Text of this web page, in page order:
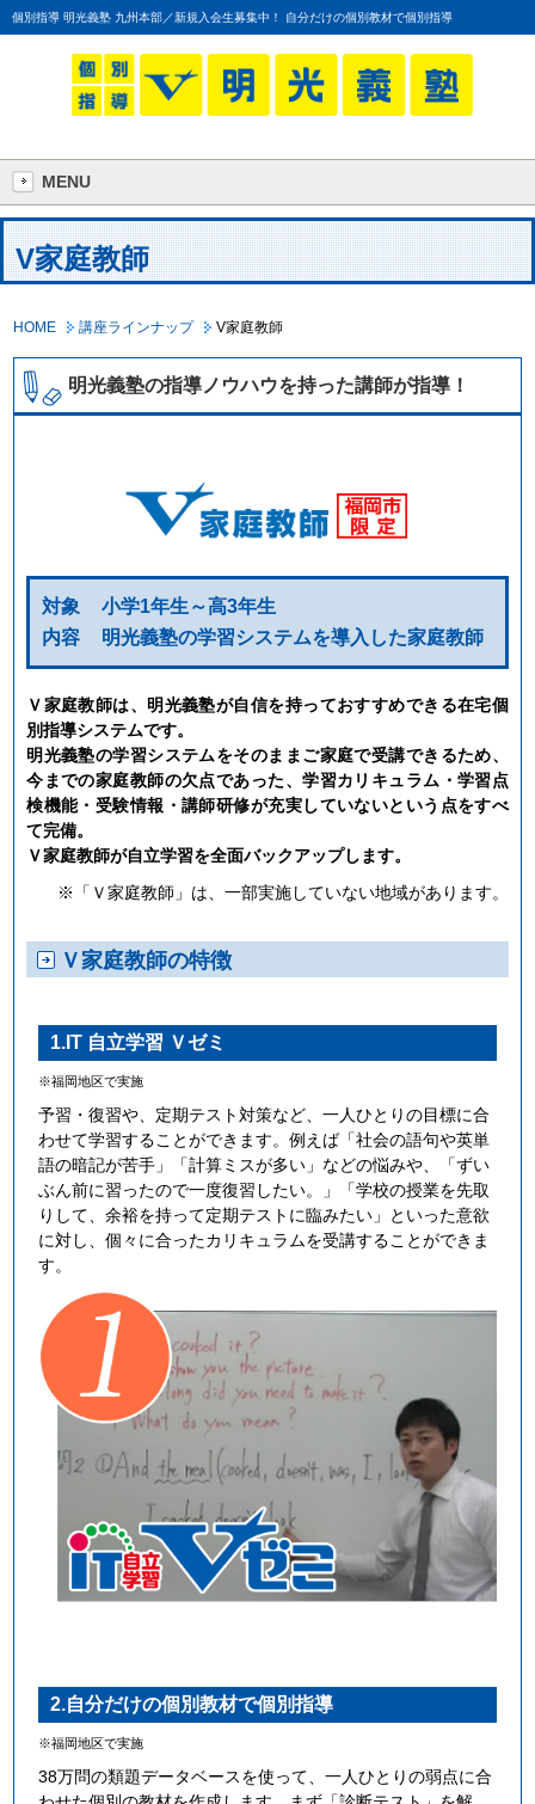
個別指導 明光義塾 九州本部／新規入会生募集中！ 自分だけの個別教材で個別指導
MENU
V家庭教師
HOME 講座ラインナップ V家庭教師
明光義塾の指導ノウハウを持った講師が指導！
対象
小学1年生～高3年生
内容
明光義塾の学習システムを導入した家庭教師
Ｖ家庭教師は、明光義塾が自信を持っておすすめできる在宅個
別指導システムです。
明光義塾の学習システムをそのままご家庭で受講できるため、
今までの家庭教師の欠点であった、学習カリキュラム・学習点
検機能・受験情報・講師研修が充実していないという点をすべ
て完備。
Ｖ家庭教師が自立学習を全面バックアップします。
※「Ｖ家庭教師」は、一部実施していない地域があります。
Ｖ家庭教師の特徴
1.IT 自立学習 Ｖゼミ
※福岡地区で実施
予習・復習や、定期テスト対策など、一人ひとりの目標に合
わせて学習することができます。例えば「社会の語句や英単
語の暗記が苦手」「計算ミスが多い」などの悩みや、「ずい
ぶん前に習ったので一度復習したい。」「学校の授業を先取
りして、余裕を持って定期テストに臨みたい」といった意欲
に対し、個々に合ったカリキュラムを受講することができま
す。
2.自分だけの個別教材で個別指導
※福岡地区で実施
38万問の類題データベースを使って、一人ひとりの弱点に合